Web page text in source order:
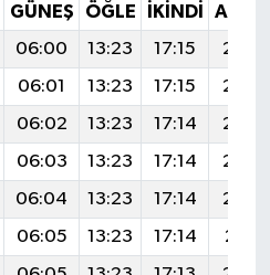
GÜNEŞ ÖĞLE İKINDI
06:00 13:23 17:15
06:01 13:23 17:15
06:02 13:23 17:14
06:03 13:23 17:14
06:04 13:23 17:14
06:05 13:23 17:14
20:31